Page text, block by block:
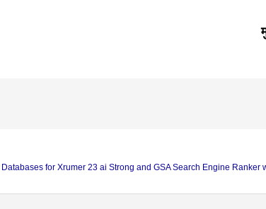
Databases for Xrumer 23 ai Strong and GSA Search Engine Ranker